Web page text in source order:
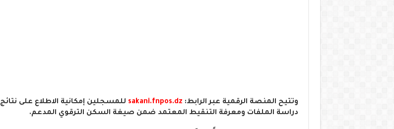
وتتيح المنصة الرقمية عبر الرابط: sakani.fnpos.dz للمسجلين إمكانية الاطلاع على نتائج
دراسة الملفات ومعرفة التنقيط المعتمد ضمن صيغة السكن الترقوي المدعم.